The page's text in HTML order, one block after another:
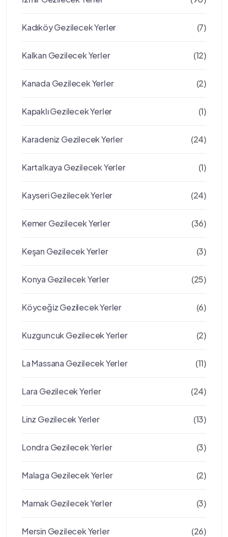
Kadıköy Gezilecek Yerler (7)
Kalkan Gezilecek Yerler (12)
Kanada Gezilecek Yerler (2)
Kapaklı Gezilecek Yerler (1)
Karadeniz Gezilecek Yerler (24)
Kartalkaya Gezilecek Yerler (1)
Kayseri Gezilecek Yerler (24)
Kemer Gezilecek Yerler (36)
Keşan Gezilecek Yerler (3)
Konya Gezilecek Yerler (25)
Köyceğiz Gezilecek Yerler (6)
Kuzguncuk Gezilecek Yerler (2)
La Massana Gezilecek Yerler (11)
Lara Gezilecek Yerler (24)
Linz Gezilecek Yerler (13)
Londra Gezilecek Yerler (3)
Malaga Gezilecek Yerler (2)
Mamak Gezilecek Yerler (3)
Mersin Gezilecek Yerler (26)